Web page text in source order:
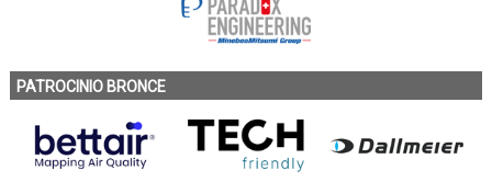
PATROCINIO BRONCE